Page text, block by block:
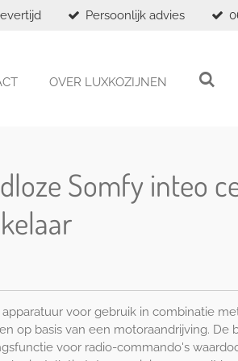
Persoonlijk advies
OVER LUXKOZIJNEN
Somfy inteo
apparatuur voor gebruik in combinatie
op basis van een motoraandrijving. De
voor radio-commando's